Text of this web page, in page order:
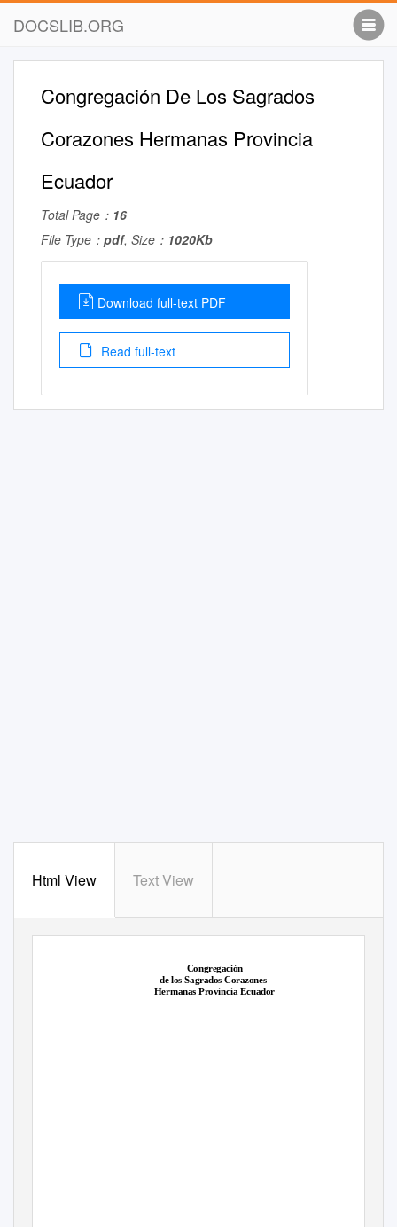
DOCSLIB.ORG
Congregación De Los Sagrados
Corazones Hermanas Provincia
Ecuador
Total Page： 16
File Type： pdf, Size： 1020Kb
Download full-text PDF
Read full-text
Html View Text View
Congregación
de los Sagrados Corazones
Hermanas Provincia Ecuador